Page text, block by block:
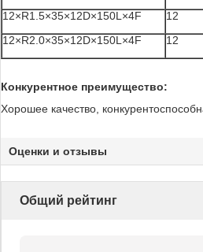
12×R1.5×35×12D×150L×4F
12
12×R2.0×35×12D×150L×4F
12
Конкурентное преимущество:
Хорошее качество,
Оценки и отзывы
Общий рейтинг